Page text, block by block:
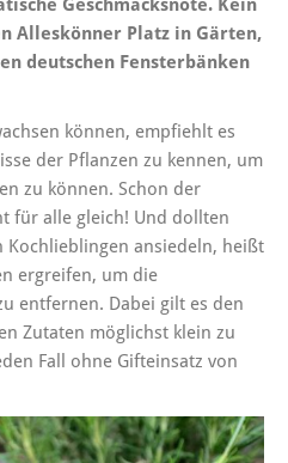
Geschmacksnote. Kein
Alleskönner Platz in Gärten,
deutschen Fensterbänken
können, empfiehlt es
der Pflanzen zu kennen, um
zu können. Schon der
für alle gleich! Und dollten
Kochlieblingen ansiedeln, heißt
ergreifen, um die
entfernen. Dabei gilt es den
Zutaten möglichst klein zu
Fall ohne Gifteinsatz von